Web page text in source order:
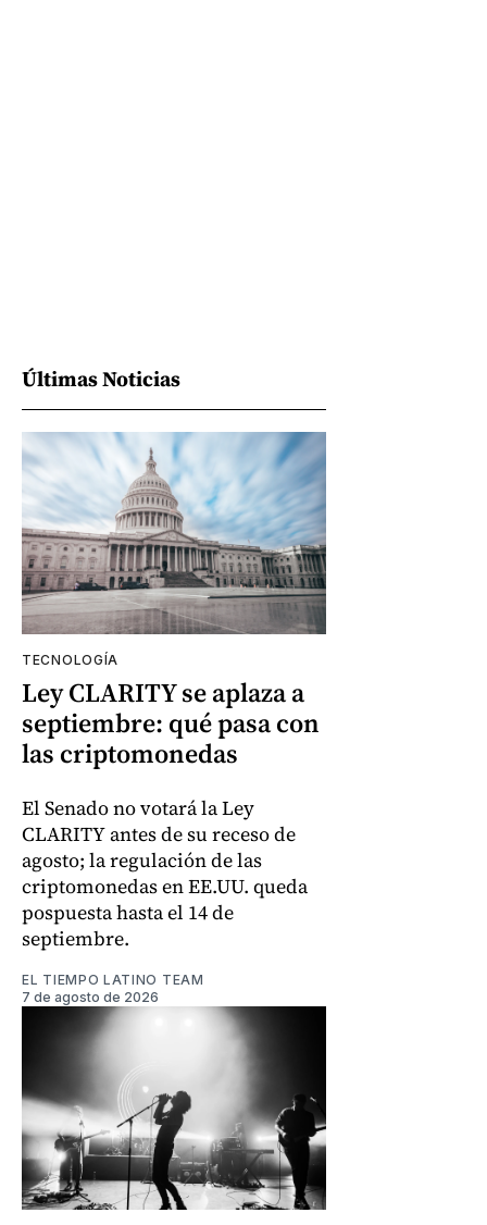
Últimas Noticias
TECNOLOGÍA
Ley CLARITY se aplaza a
septiembre: qué pasa con
las criptomonedas
El Senado no votará la Ley
CLARITY antes de su receso de
agosto; la regulación de las
criptomonedas en EE.UU. queda
pospuesta hasta el 14 de
septiembre.
EL TIEMPO LATINO TEAM
7 de agosto de 2026